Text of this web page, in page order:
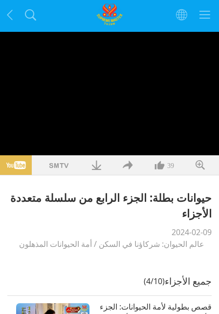
39
حيوانات بطلة: الجزء الرابع من سلسلة متعددة
الأجزاء
2024-02-09
عالم الحيوان: شركاؤنا في السكن /أمة الحيوانات المذهلون
جميع الأجزاء(4/10)
قصص بطولية لأمة الحيوانات: الجزء